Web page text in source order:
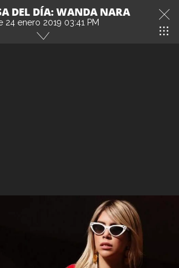
DEL DÍA: WANDA NARA
24 enero 2019 03:41 PM